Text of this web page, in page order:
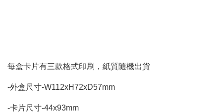
每盒卡片有三款格式印刷，紙質隨機出貨
-外盒尺寸-W112xH72xD57mm
-卡片尺寸-44x93mm